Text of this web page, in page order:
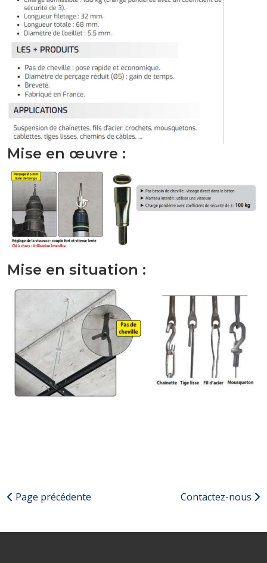
Mise en œuvre :
Mise en situation :
Page précédente Contactez-nous